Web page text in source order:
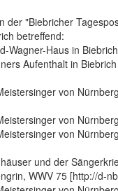
der "Biebricher
betreffend:
Wagner-Haus in
Aufenthalt in
von
von
von
und der
WWV 75 [http://d-